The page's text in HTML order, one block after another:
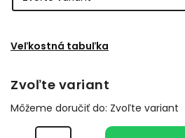
Veľkostná tabuľka
Zvoľte variant
Môžeme doručiť do: Zvoľte variant